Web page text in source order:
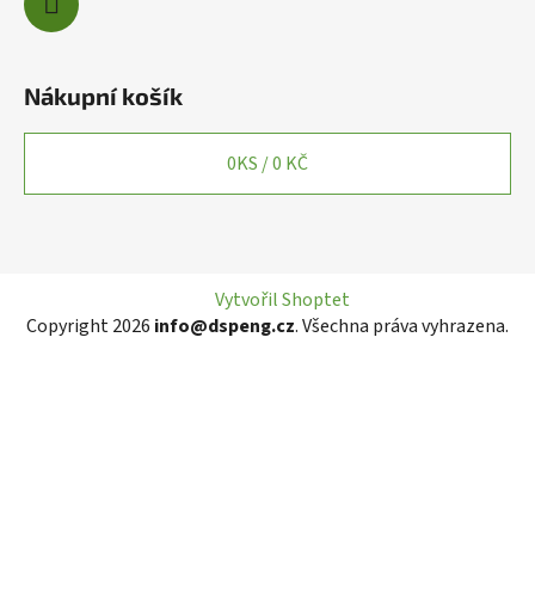
Nákupní košík
0KS /0 KČ
Vytvořil Shoptet
Copyright 2026 info@dspeng.cz. Všechna práva vyhrazena.